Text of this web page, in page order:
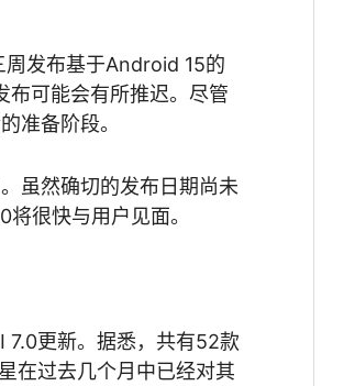
发布基于Android 15的
布可能会有所推迟。尽管
准备阶段。
虽然确切的发布日期尚未
很快与用户见面。
7.0更新。据悉，共有52款
在过去几个月中已经对其